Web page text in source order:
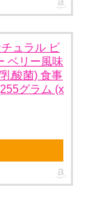
ュラル ビ
ベリー風味
酸菌) 食事
グラム (x